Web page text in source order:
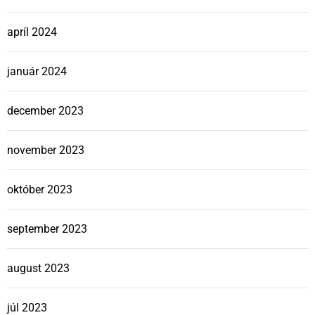
apríl 2024
január 2024
december 2023
november 2023
október 2023
september 2023
august 2023
júl 2023